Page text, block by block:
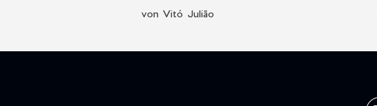
von Vitó Julião